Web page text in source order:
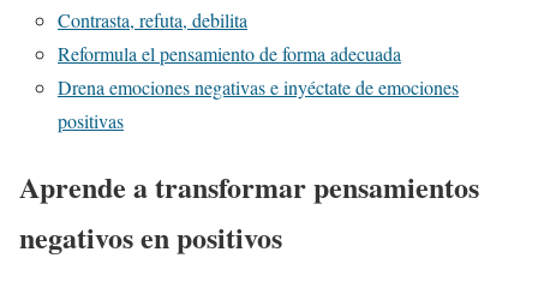
Contrasta, refuta, debilita
Reformula el pensamiento de forma adecuada
Drena emociones negativas e inyéctate de emociones
positivas
Aprende a transformar pensamientos
negativos en positivos